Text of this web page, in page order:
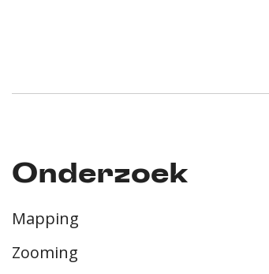
Onderzoek
Mapping
Zooming